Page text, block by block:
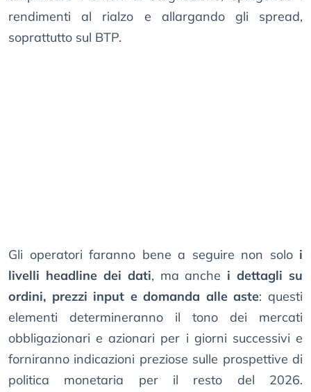
rendimenti al rialzo e allargando gli spread,
soprattutto sul BTP.
Gli operatori faranno bene a seguire non solo i
livelli headline dei dati, ma anche i dettagli su
ordini, prezzi input e domanda alle aste: questi
elementi determineranno il tono dei mercati
obbligazionari e azionari per i giorni successivi e
forniranno indicazioni preziose sulle prospettive di
politica monetaria per il resto del 2026.